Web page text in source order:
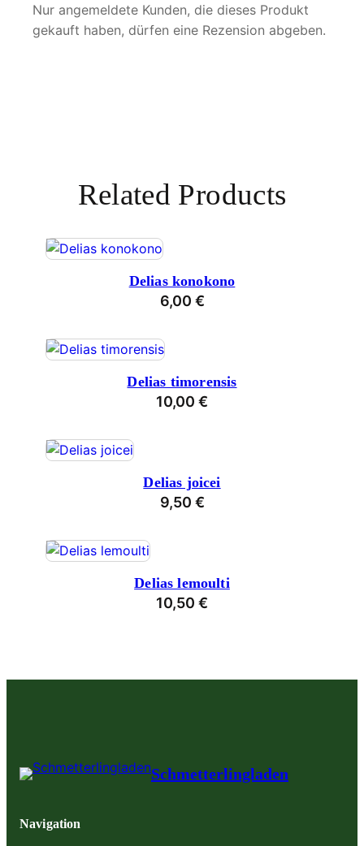
Nur angemeldete Kunden, die dieses Produkt
gekauft haben, dürfen eine Rezension abgeben.
Related Products
Delias konokono
6,00 €
Delias timorensis
10,00 €
Delias joicei
9,50 €
Delias lemoulti
10,50 €
Schmetterlingladen
Navigation